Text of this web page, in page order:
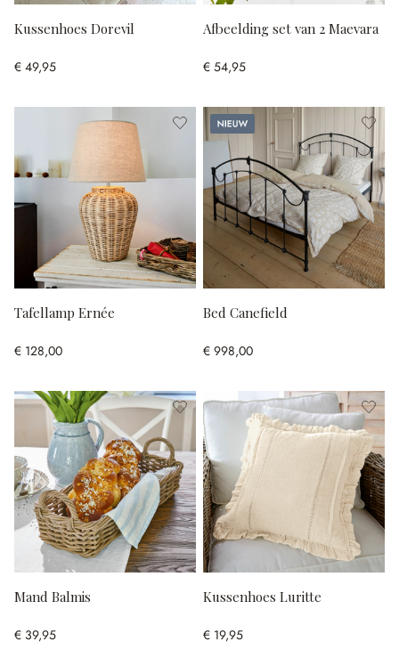
Kussenhoes Dorevil
€ 49,95
Afbeelding set van 2 Maevara
€ 54,95
Tafellamp Ernée
€ 128,00
Nieuw
Bed Canefield
€ 998,00
Mand Balmis
€ 39,95
Kussenhoes Luritte
€ 19,95